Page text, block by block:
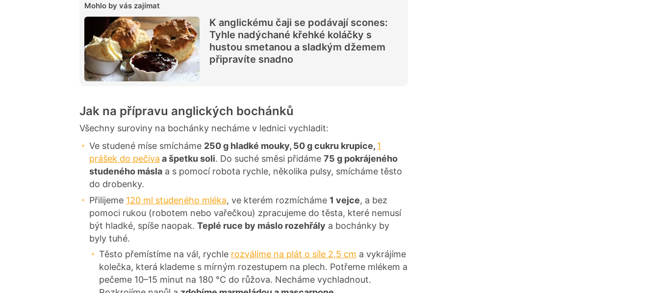
Mohlo by vás zajímat
K anglickému čaji se podávají scones:
Tyhle nadýchané křehké koláčky s
hustou smetanou a sladkým džemem
připravíte snadno
Jak na přípravu anglických bochánků
Všechny suroviny na bochánky necháme v lednici vychladit:
Ve studené míse smícháme 250 g hladké mouky, 50 g cukru krupice, 1
prášek do pečiva a špetku soli. Do suché směsi přidáme 75 g pokrájeného
studeného másla a s pomocí robota rychle, několika pulsy, smícháme těsto
do drobenky.
Přilijeme 120 ml studeného mléka, ve kterém rozmícháme 1 vejce, a bez
pomoci rukou (robotem nebo vařečkou) zpracujeme do těsta, které nemusí
být hladké, spíše naopak. Teplé ruce by máslo rozehřály a bochánky by
byly tuhé.
Těsto přemístíme na vál, rychle rozválíme na plát o síle 2,5 cm a vykrájíme
kolečka, která klademe s mírným rozestupem na plech. Potřeme mlékem a
pečeme 10–15 minut na 180 °C do růžova. Necháme vychladnout.